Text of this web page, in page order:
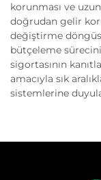
korunması ve
doğrudan gelir
değiştirme
bütçeleme
sigortasının
amacıyla sık
sistemlerine